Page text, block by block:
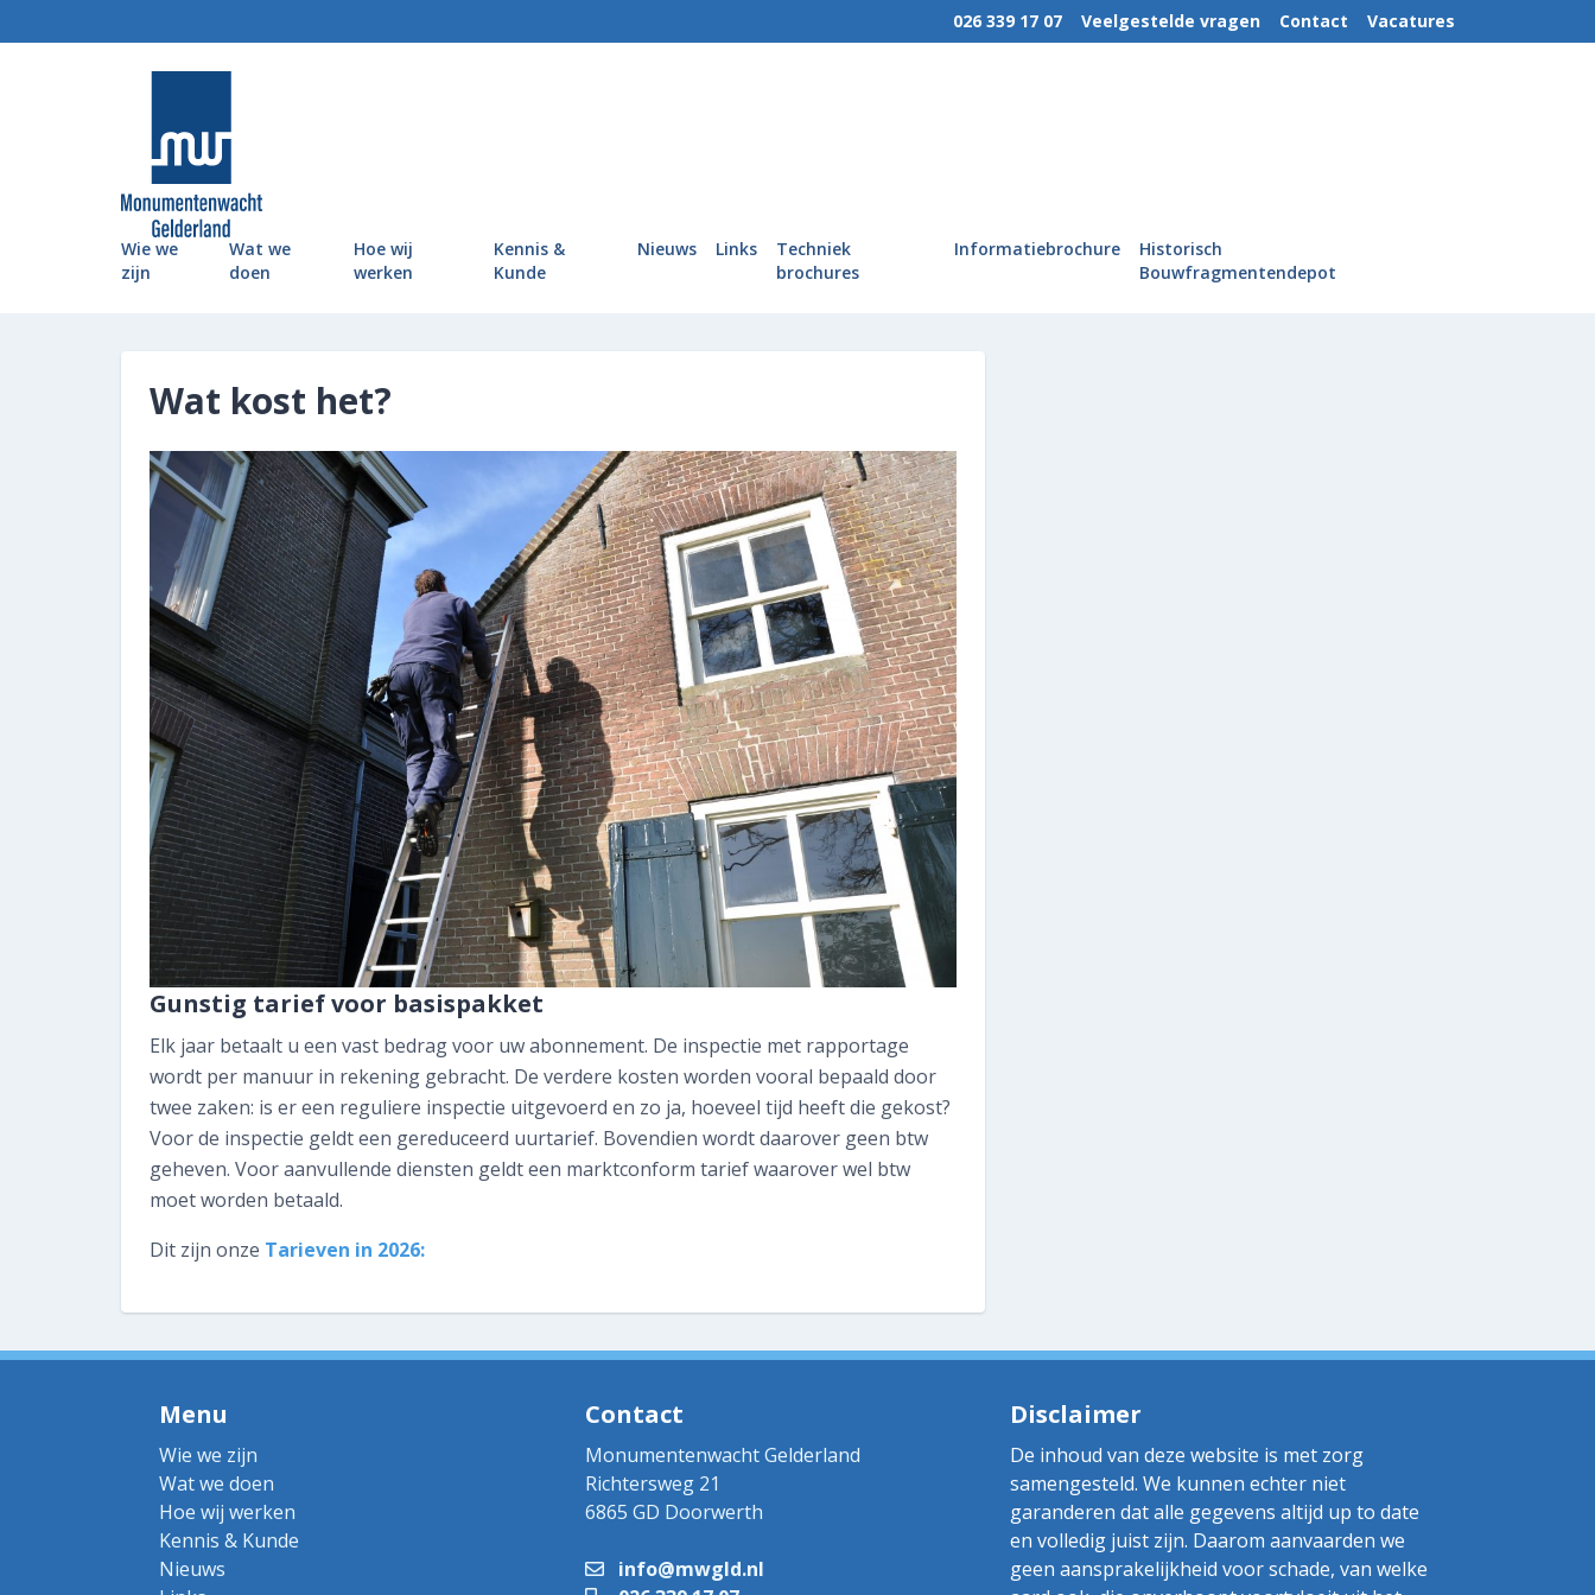
026 339 17 07 Veelgestelde vragen Contact Vacatures
MonumentenWacht Gelderland
Wie we
zijn
Wat we
doen
Hoe wij
werken
Kennis &
Kunde
Nieuws Links
Techniek
brochures
Informatiebrochure
Historisch
Bouwfragmentendepot
Wat kost het?
Gunstig tarief voor basispakket
Elk jaar betaalt u een vast bedrag voor uw abonnement. De inspectie met rapportage
wordt per manuur in rekening gebracht. De verdere kosten worden vooral bepaald door
twee zaken: is er een reguliere inspectie uitgevoerd en zo ja, hoeveel tijd heeft die gekost?
Voor de inspectie geldt een gereduceerd uurtarief. Bovendien wordt daarover geen btw
geheven. Voor aanvullende diensten geldt een marktconform tarief waarover wel btw
moet worden betaald.
Dit zijn onze Tarieven in 2026:
Menu
Wie we zijn
Wat we doen
Hoe wij werken
Kennis & Kunde
Nieuws
Contact
Monumentenwacht Gelderland
Richtersweg 21
6865 GD Doorwerth
info@mwgld.nl
Disclaimer
De inhoud van deze website is met zorg
samengesteld. We kunnen echter niet
garanderen dat alle gegevens altijd up to date
en volledig juist zijn. Daarom aanvaarden we
geen aansprakelijkheid voor schade, van welke
Hoe wij werken
Techniek brochures
Informatiebrochure
Historisch Bouwfragmentendepot
026 339 17 07
Veelgestelde vragen
Contact
Vacatures
SNEL REGELEN
Abonnee worden
Wat kost het?
Inspectie plannen